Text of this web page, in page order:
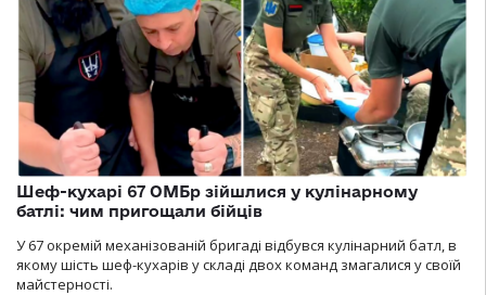
Шеф-кухарі 67 ОМБр зійшлися у кулінарному
батлі: чим пригощали бійців
У 67 окремій механізованій бригаді відбувся кулінарний батл, в
якому шість шеф-кухарів у складі двох команд змагалися у своїй
майстерності.